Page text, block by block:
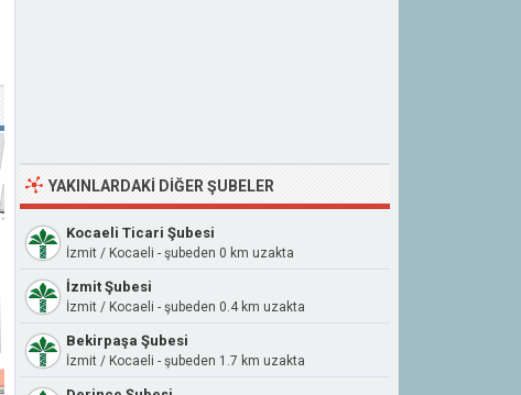
YAKINLARDAKI DIĞER ŞUBELER
Kocaeli Ticari Şubesi
İzmit / Kocaeli - şubeden 0 km uzakta
İzmit Şubesi
İzmit / Kocaeli - şubeden 0.4 km uzakta
Bekirpaşa Şubesi
İzmit / Kocaeli - şubeden 1.7 km uzakta